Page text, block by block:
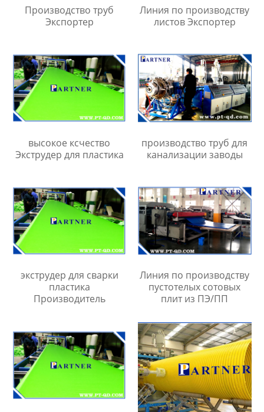
Производство труб
Экспортер
Линия по производству
листов Экспортер
высокое ксчество
Экструдер для пластика
производство труб для
канализации заводы
экструдер для сварки
пластика
Производитель
Линия по производству
пустотелых сотовых
плит из ПЭ/ПП